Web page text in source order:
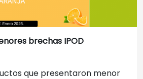
brechas IPOD
que presentaron menor